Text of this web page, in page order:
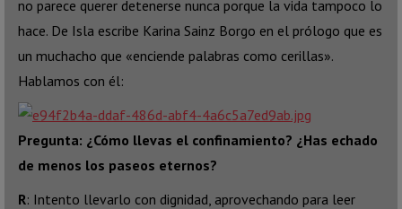
no parece querer detenerse nunca porque la vida tampoco lo
hace. De Isla escribe Karina Sainz Borgo en el prólogo que es
un muchacho que «enciende palabras como cerillas».
Hablamos con él:
Pregunta: ¿Cómo llevas el confinamiento? ¿Has echado
de menos los paseos eternos?
R: Intento llevarlo con dignidad, aprovechando para leer